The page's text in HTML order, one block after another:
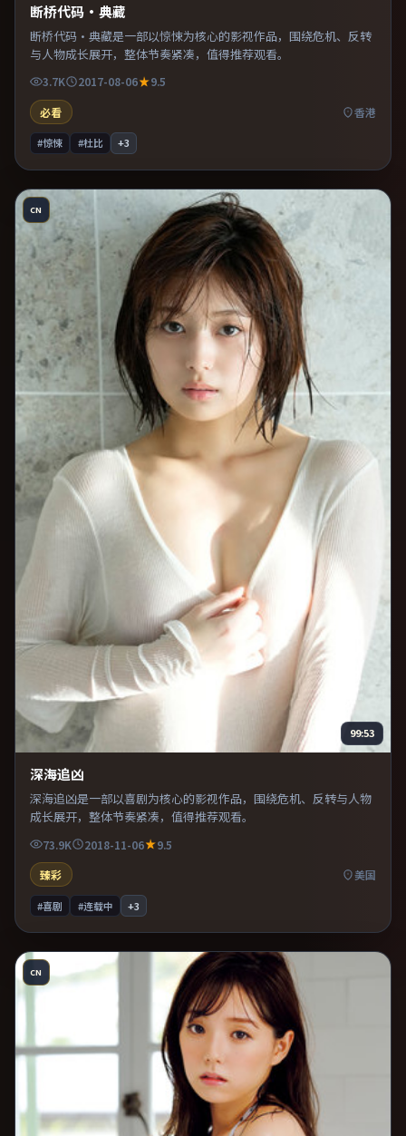
断桥代码·典藏
断桥代码·典藏是一部以惊悚为核心的影视作品，围绕危机、反转
与人物成长展开，整体节奏紧凑，值得推荐观看。
3.7K 2017-08-06
9.5
必看
香港
#惊悚 #杜比 +3
CN
99:53
深海追凶
深海追凶是一部以喜剧为核心的影视作品，围绕危机、反转与人物
成长展开，整体节奏紧凑，值得推荐观看。
73.9K 2018-11-06
9.5
臻彩
美国
#喜剧 #连载中 +3
CN